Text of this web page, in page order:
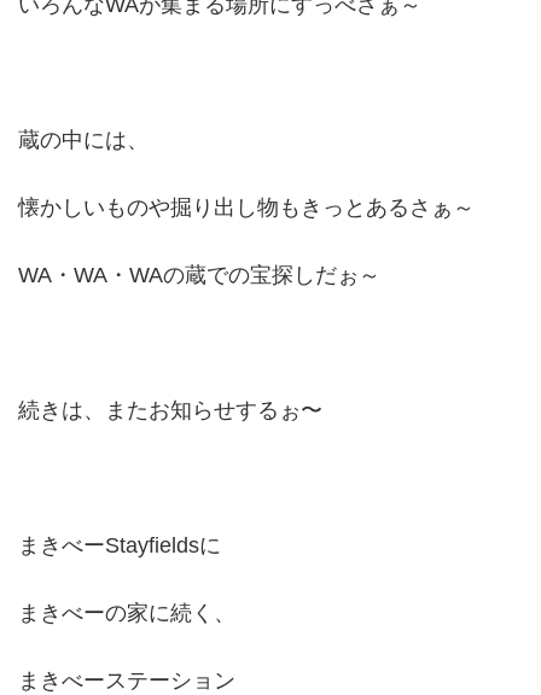
いろんなWAが集まる場所にすっべさぁ～
蔵の中には、
懐かしいものや掘り出し物もきっとあるさぁ～
WA・WA・WAの蔵での宝探しだぉ～
続きは、またお知らせするぉ〜
まきべーStayfieldsに
まきべーの家に続く、
まきべーステーション